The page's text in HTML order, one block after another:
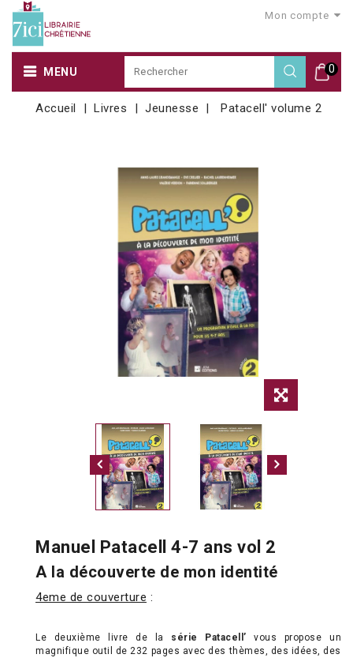
Mon compte
0
MENU
Accueil Livres Jeunesse Patacell' volume 2
Manuel Patacell 4-7 ans vol 2
A la découverte de mon identité
4eme de couverture :
Le deuxième livre de la série Patacell’ vous propose un
magnifique outil de 232 pages avec des thèmes, des idées, des